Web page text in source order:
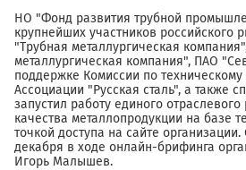
НО "Фонд развития трубной
крупнейших участников российского
"Трубная металлургическая
металлургическая компания", ПАО
поддержке Комиссии по
Ассоциации "Русская сталь", а также
запустил работу единого
качества металлопродукции на базе
точкой доступа на сайте
декабря в ходе онлайн-брифинга
Игорь Малышев.